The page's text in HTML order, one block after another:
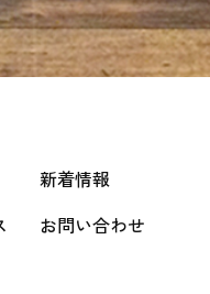
新着情報
お問い合わせ